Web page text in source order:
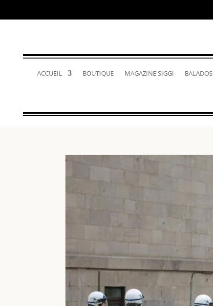
ACCUEIL BOUTIQUE MAGAZINE SIGGI BALADOS